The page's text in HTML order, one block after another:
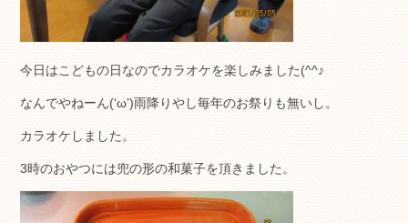
今日はこどもの日なのでカラオケを楽しみました(^^♪
なんでやねーん(‘ω’)雨降りやし毎年のお祭りも無いし。
カラオケしました。
3時のおやつには兜の形の和菓子を頂きました。